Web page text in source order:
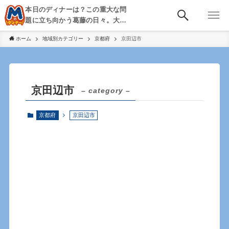
本日のディナーは？この重大な問
題に立ち向かう葛藤の日々。大
阪・京都・神戸を中心とした食べ
歩き、飲み歩きを綴る。
ホーム 地域別カテゴリー 京都府 京田辺市
京田辺市 – category –
京都府 京田辺市